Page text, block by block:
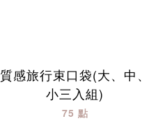
質感旅行束口袋(大、中、
小三入組)
75 點